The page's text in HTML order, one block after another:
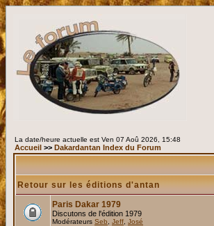
La date/heure actuelle est Ven 07 Aoû 2026, 15:48
Accueil >> Dakardantan Index du Forum
Retour sur les éditions d'antan
Paris Dakar 1979
Discutons de l'édition 1979
Modérateurs Seb Jeff José